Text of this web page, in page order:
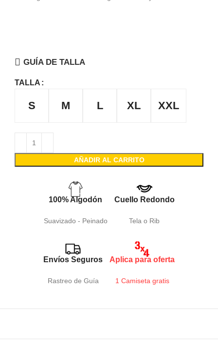
GUÍA DE TALLA
TALLA
S M L XL XXL
AÑADIR AL CARRITO
100% Algodón
Suavizado - Peinado
Cuello Redondo
Tela o Rib
Envíos Seguros
Rastreo de Guía
Aplica para oferta
1 Camiseta gratis